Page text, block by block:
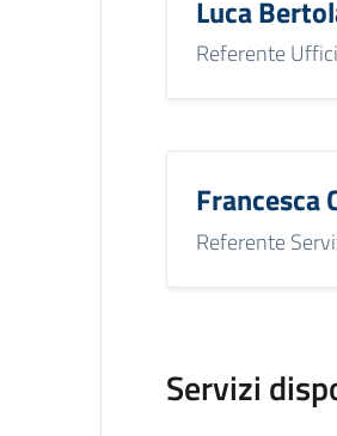
Luca
Referente
Francesca
Referente
Servizi